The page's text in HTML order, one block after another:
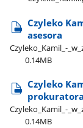
Czyleko
asesora
Czyleko​_Kamil​_-​
0.14MB
Czyleko
prokuratora
Czyleko​_Kamil​_-​
0.14MB